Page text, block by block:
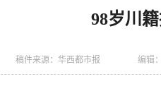
98岁川
稿件来源： 华西都市报 编辑